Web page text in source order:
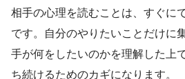
相手の心理を読むことは、すぐに
です。自分のやりたいことだけに
手が何をしたいのかを理解した上
ち続けるためのカギになります。